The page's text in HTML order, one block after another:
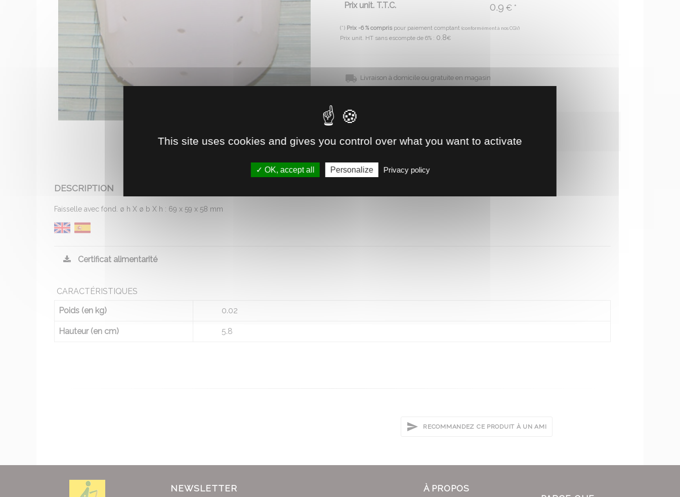
Prix unit. T.T.C. 0.9 € *
(*) Prix -6 % compris pour paiement comptant (conformément à nos CGV)
Prix unit. HT sans escompte de 6% : 0.8€
Livraison à domicile ou gratuite en magasin
Voir la disponibilité
DESCRIPTION
Faisselle avec fond. ø h X ø b X h : 69 x 59 x 58 mm
Certificat alimentarité
CARACTÉRISTIQUES
Poids (en kg)
0.02
Hauteur (en cm) 5.8
RECOMMANDEZ CE PRODUIT À UN AMI
À PROPOS
NEWSLETTER
This site uses cookies and gives you control over what you want to activate
OK, accept all Personalize Privacy policy